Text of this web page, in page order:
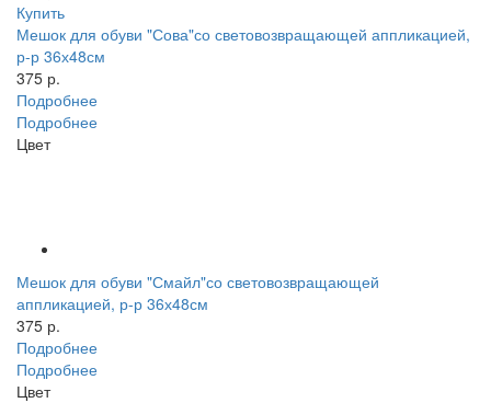
Купить
Мешок для обуви "Сова"со световозвращающей аппликацией,
р-р 36х48см
375 р.
Подробнее
Подробнее
Цвет
Мешок для обуви "Смайл"со световозвращающей
аппликацией, р-р 36х48см
375 р.
Подробнее
Подробнее
Цвет